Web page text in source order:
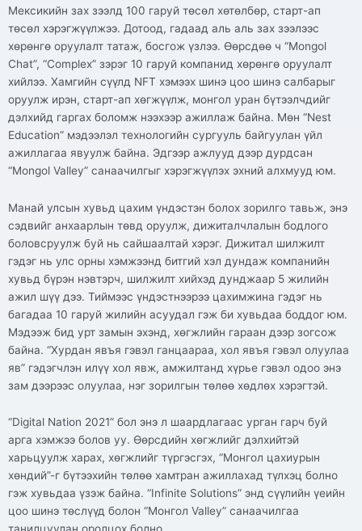
Мексикийн зах зээлд 100 гаруй төсөл хөтөлбөр, старт-ап
төсөл хэрэгжүүлжээ. Дотоод, гадаад аль аль зах зээлээс
хөрөнгө оруулалт татаж, босгож үзлээ. Өөрсдөө ч “Mongol
Chat”, “Complex” зэрэг 10 гаруй компанид хөрөнгө оруулалт
хийлээ. Хамгийн сүүлд NFT хэмээх шинэ цоо шинэ салбарыг
оруулж ирэн, старт-ап хөгжүүлж, монгол уран бүтээлчдийг
дэлхийд гаргах боломж нээхээр ажиллаж байна. Мөн “Nest
Education” мэдээлэл технологийн сургууль байгуулан үйл
ажиллагаа явуулж байна. Эдгээр ажлууд дээр дурдсан
“Mongol Valley” санаачилгыг хэрэгжүүлэх эхний алхмууд юм.
Манай улсын хувьд цахим үндэстэн болох зорилго тавьж, энэ
сэдвийг анхаарлын төвд оруулж, дижиталчлалын бодлого
боловсруулж буй нь сайшаалтай хэрэг. Дижитал шилжилт
гэдэг нь улс орны хэмжээнд битгий хэл дундаж компанийн
хувьд бүрэн нэвтэрч, шилжилт хийхэд дунджаар 5 жилийн
ажил шүү дээ. Тиймээс үндэстнээрээ цахимжина гэдэг нь
багадаа 10 гаруй жилийн асуудал гэж би хувьдаа боддог юм.
Мэдээж бид урт замын эхэнд, хөгжлийн гараан дээр зогсож
байна. “Хурдан явъя гэвэл ганцаараа, хол явъя гэвэл олуулаа
яв” гэдэгчлэн илүү хол явж, амжилтанд хүрье гэвэл одоо энэ
зам дээрээс олуулаа, нэг зорилгын төлөө хөдлөх хэрэгтэй.
“Digital Nation 2021” бол энэ л шаардлагаас урган гарч буй
арга хэмжээ болов уу. Өөрсдийн хөгжлийг дэлхийтэй
харьцуулж харах, хөгжлийг түргэсгэх, “Монгол цахиурын
хөндий”-г бүтээхийн төлөө хамтран ажиллахад түлхэц болно
гэж хувьдаа үзэж байна. “Infinite Solutions” энд сүүлийн үеийн
цоо шинэ төслүүд болон “Монгол Valley” санаачилгаа